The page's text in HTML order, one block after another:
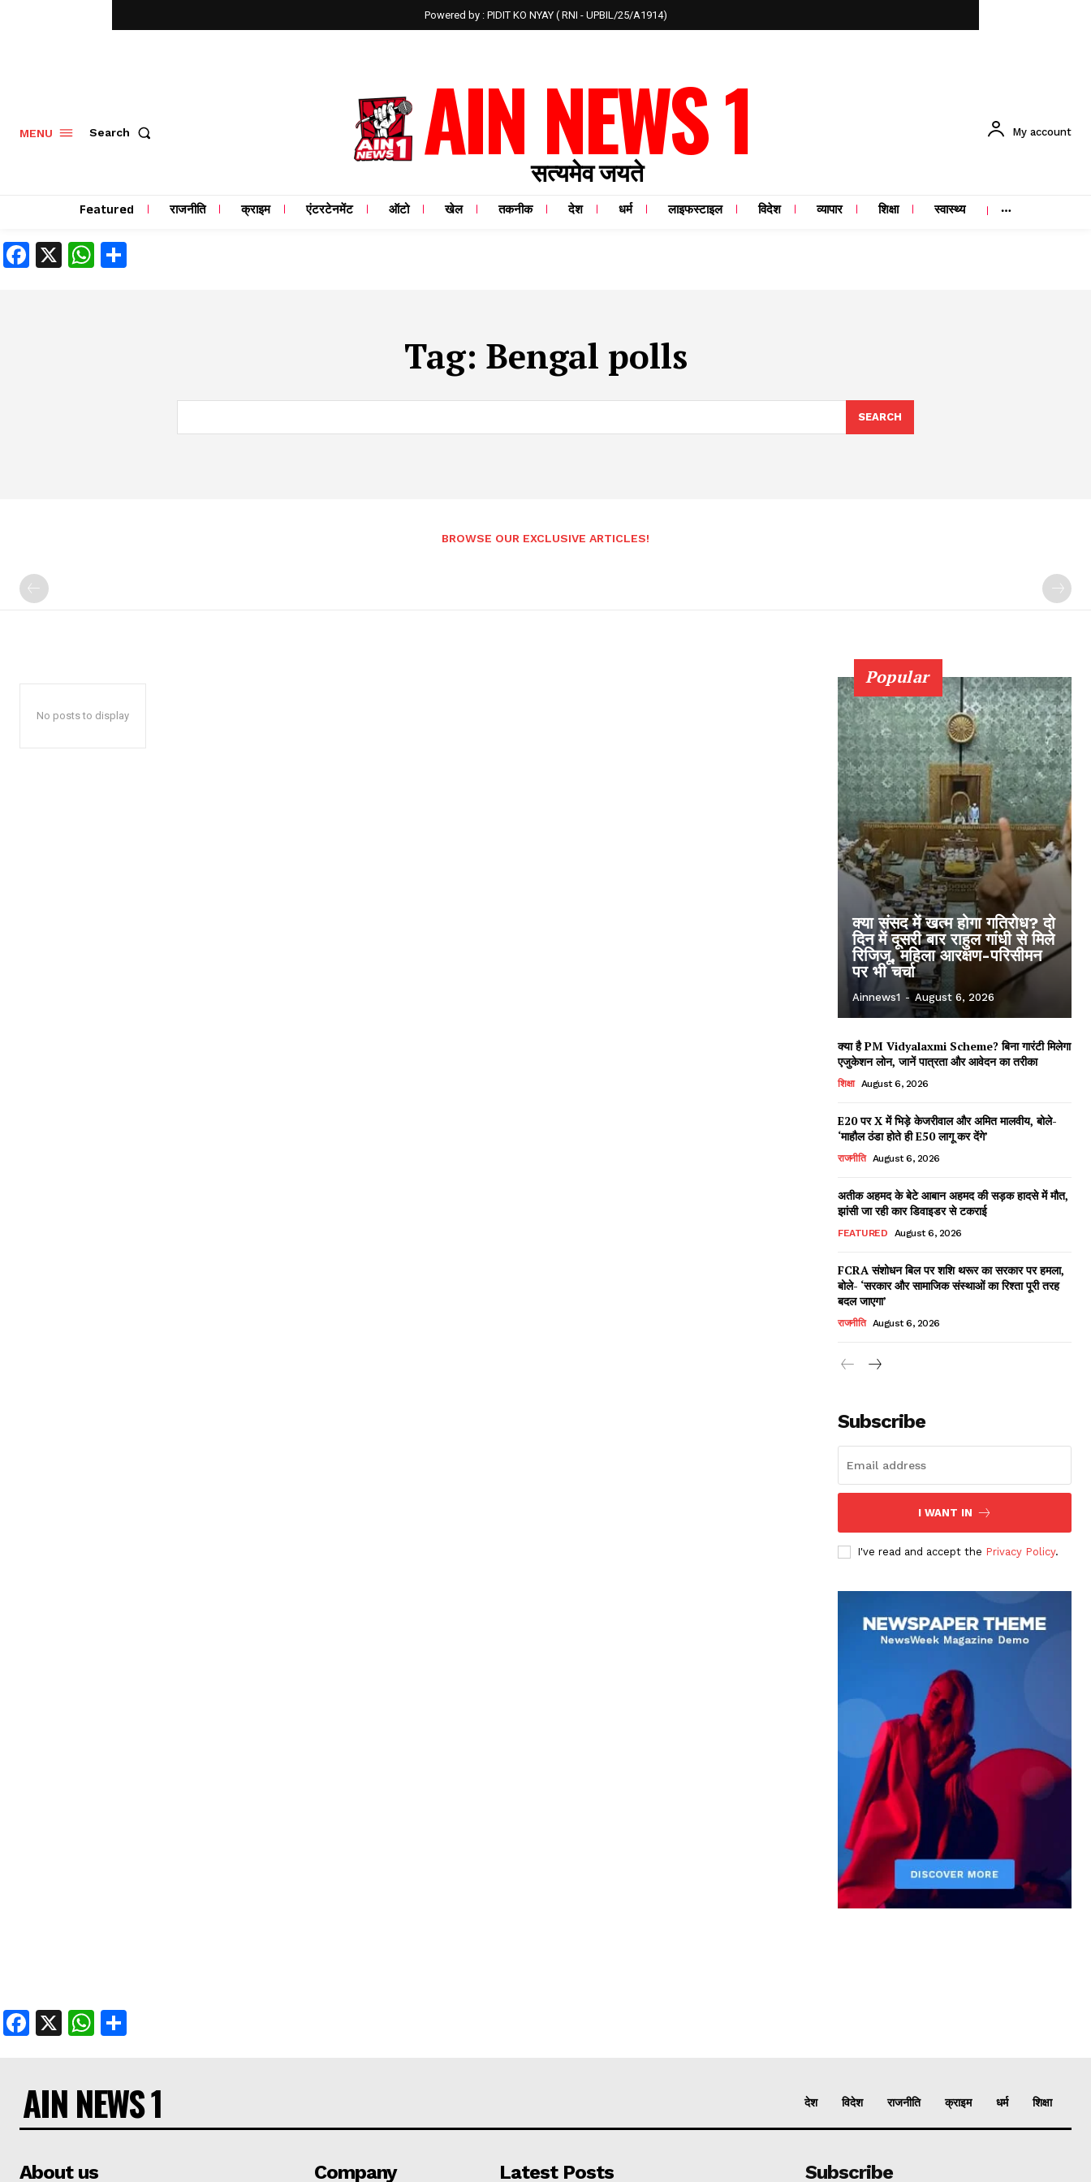
Powered by : PIDIT KO NYAY ( RNI - UPBIL/25/A1914)
MENU Search AIN NEWS 1
सत्यमेव जयते
My account
Featured राजनीति क्राइम एंटरटेनमेंट ऑटो खेल तकनीक देश धर्म लाइफस्टाइल विदेश व्यापार शिक्षा स्वास्थ्य
Facebook
X WhatsApp
Tag: Bengal polls
SEARCH
BROWSE OUR EXCLUSIVE ARTICLES!
No posts to display
Popular
क्या संसद में खत्म होगा गतिरोध? दो
दिन में दूसरी बार राहुल गांधी से मिले
रिजिजू, महिला आरक्षण-परिसीमन
पर भी चर्चा
Ainnews1 - August 6, 2026
क्या है PM Vidyalaxmi Scheme? बिना गारंटी मिलेगा
एजुकेशन लोन, जानें पात्रता और आवेदन का तरीका
शिक्षा August 6, 2026
E20 पर X में भिड़े केजरीवाल और अमित मालवीय, बोले-
‘माहौल ठंडा होते ही E50 लागू कर देंगे’
राजनीति August 6, 2026
अतीक अहमद के बेटे आबान अहमद की सड़क हादसे में मौत,
झांसी जा रही कार डिवाइडर से टकराई
FEATURED August 6, 2026
FCRA संशोधन बिल पर शशि थरूर का सरकार पर हमला,
बोले- ‘सरकार और सामाजिक संस्थाओं का रिश्ता पूरी तरह
बदल जाएगा’
राजनीति August 6, 2026
Subscribe
I WANT IN
I've read and accept the Privacy Policy.
Facebook
X WhatsApp
AIN NEWS 1 देश विदेश राजनीति क्राइम धर्म शिक्षा
About us Company Latest Posts Subscribe